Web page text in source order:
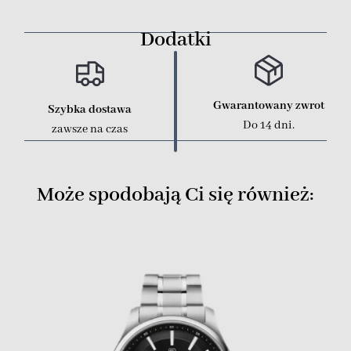
Dodatki
Szybka dostawa
zawsze na czas
Gwarantowany zwrot
Do 14 dni.
Może spodobają Ci się również: